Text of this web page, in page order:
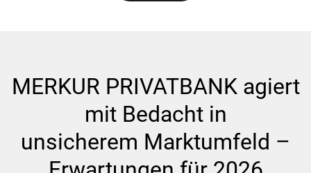
MERKUR PRIVATBANK agiert
mit Bedacht in
unsicherem Marktumfeld –